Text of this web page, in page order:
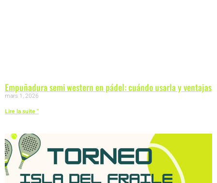
Empuñadura semi western en pádel: cuándo usarla y ventajas
mars 1, 2026
Lire la suite "